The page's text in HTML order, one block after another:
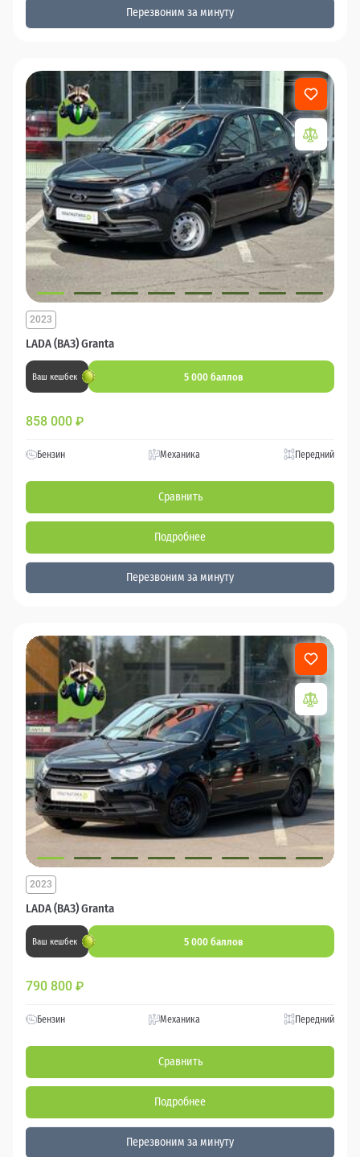
Перезвоним за минуту
LADA (ВАЗ) Granta
2023
Ваш кешбек 5 000 баллов
858 000 ₽
Бензин Механика Передний
Сравнить
Подробнее
Перезвоним за минуту
LADA (ВАЗ) Granta
2023
Ваш кешбек 5 000 баллов
790 800 ₽
Бензин Механика Передний
Сравнить
Подробнее
Перезвоним за минуту